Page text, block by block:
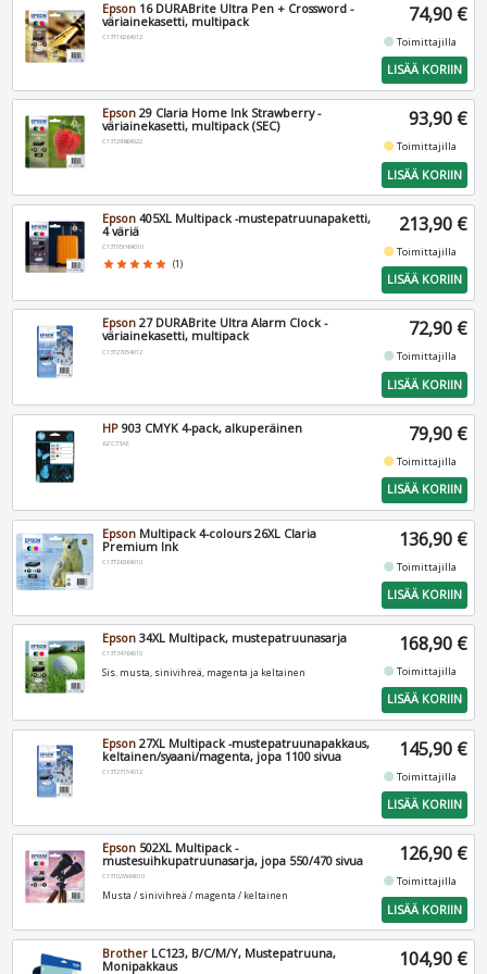
Epson 16 DURABrite Ultra Pen + Crossword -
väriainekasetti, multipack
C13T16264012
74,90 €
fiber_manual_recordToimittajilla
LISÄÄ KORIIN
Epson 29 Claria Home Ink Strawberry -
väriainekasetti, multipack (SEC)
C13T29864022
93,90 €
fiber_manual_recordToimittajilla
LISÄÄ KORIIN
Epson 405XL Multipack -mustepatruunapaketti,
4 väriä
C13T05H64010
star star star star star (1)
213,90 €
fiber_manual_recordToimittajilla
LISÄÄ KORIIN
Epson 27 DURABrite Ultra Alarm Clock -
väriainekasetti, multipack
C13T27054012
72,90 €
fiber_manual_recordToimittajilla
LISÄÄ KORIIN
HP 903 CMYK 4-pack, alkuperäinen
6ZC73AE 79,90 €
fiber_manual_recordToimittajilla
LISÄÄ KORIIN
Epson Multipack 4-colours 26XL Claria
Premium Ink
C13T26364010
136,90 €
fiber_manual_recordToimittajilla
LISÄÄ KORIIN
Epson 34XL Multipack, mustepatruunasarja
C13T34764010
Sis. musta, sinivihreä, magenta ja keltainen
168,90 €
fiber_manual_recordToimittajilla
LISÄÄ KORIIN
Epson 27XL Multipack -mustepatruunapakkaus,
keltainen/syaani/magenta, jopa 1100 sivua
C13T27154012
145,90 €
fiber_manual_recordToimittajilla
LISÄÄ KORIIN
Epson 502XL Multipack -
mustesuihkupatruunasarja, jopa 550/470 sivua
C13T02W64010
Musta / sinivihreä / magenta / keltainen
126,90 €
fiber_manual_recordToimittajilla
LISÄÄ KORIIN
Brother LC123, B/C/M/Y, Mustepatruuna,
Monipakkaus
104,90 €